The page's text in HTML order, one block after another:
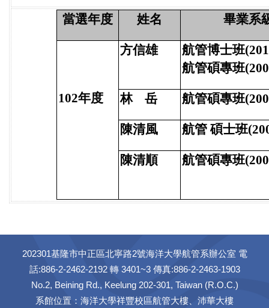
當選年度 姓名 畢業系
102年度
方信雄
航管博士班
航管碩專班
林 岳 航管碩專班
陳清風 航管 碩士班
陳清順 航管碩專班
202301基隆市中正區北寧路2號海洋大學航管系辦公室 電
話:886-2-2462-2192 轉 3401~3 傳真:886-2-2463-1903
No.2, Beining Rd., Keelung 202-301, Taiwan (R.O.C.)
系館位置：海洋大學祥豐校區航管大樓、沛華大樓